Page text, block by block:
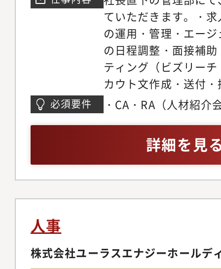
拓・採用チームのマ
木一丁目駅 2番出口
ていただきます。・
の運用・管理・エー
の日程調整・面接補
ティング（ビズリー
カウト文作成・送付
析・レポーティング
長と直接環境
必須要件
・CA・RA（人材紹
しての実務経験・
実務経験・「無形サ
詳細を見
人事
株式会社ユーラスエナジーホールデ